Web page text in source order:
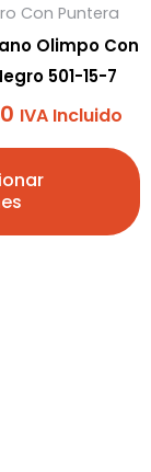
Con Puntera
Olimpo Con
501-15-7
IVA Incluido